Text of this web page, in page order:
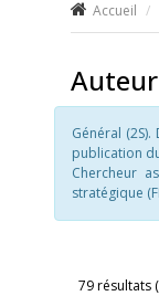
Accueil
Général
publication
Chercheur
stratégique
79 résultats